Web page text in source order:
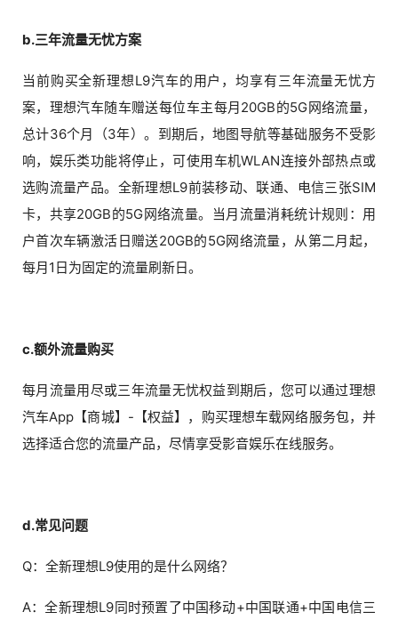
b.三年流量无忧方案
当前购买全新理想L9汽车的用户，均享有三年流量无忧方
案，理想汽车随车赠送每位车主每月20GB的5G网络流量，
总计36个月（3年）。到期后，地图导航等基础服务不受影
响，娱乐类功能将停止，可使用车机WLAN连接外部热点或
选购流量产品。全新理想L9前装移动、联通、电信三张SIM
卡，共享20GB的5G网络流量。当月流量消耗统计规则：用
户首次车辆激活日赠送20GB的5G网络流量，从第二月起，
每月1日为固定的流量刷新日。
c.额外流量购买
每月流量用尽或三年流量无忧权益到期后，您可以通过理想
汽车App【商城】-【权益】，购买理想车载网络服务包，并
选择适合您的流量产品，尽情享受影音娱乐在线服务。
d.常见问题
Q：全新理想L9使用的是什么网络？
A：全新理想L9同时预置了中国移动+中国联通+中国电信三